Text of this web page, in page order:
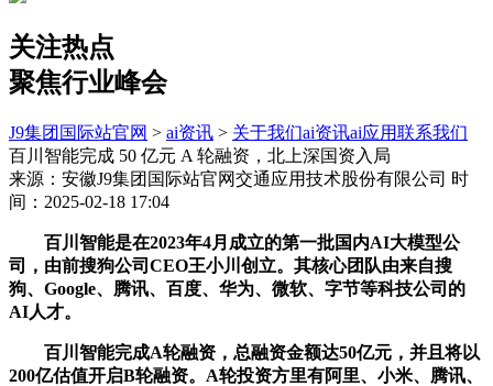
关注热点
聚焦行业峰会
J9集团国际站官网 > ai资讯 > 关于我们ai资讯ai应用联系我们
百川智能完成 50 亿元 A 轮融资，北上深国资入局
来源：安徽J9集团国际站官网交通应用技术股份有限公司 时
间：2025-02-18 17:04
百川智能是在2023年4月成立的第一批国内AI大模型公
司，由前搜狗公司CEO王小川创立。其核心团队由来自搜
狗、Google、腾讯、百度、华为、微软、字节等科技公司的
AI人才。
百川智能完成A轮融资，总融资金额达50亿元，并且将以
200亿估值开启B轮融资。A轮投资方里有阿里、小米、腾讯、